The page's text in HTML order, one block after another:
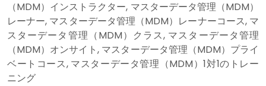
（MDM）インストラクター, マスターデータ管理（MDM）
レーナー, マスターデータ管理（MDM）レーナーコース, マ
スターデータ管理（MDM）クラス, マスターデータ管理
（MDM）オンサイト, マスターデータ管理（MDM）プライ
ベートコース, マスターデータ管理（MDM）1対1のトレー
ニング